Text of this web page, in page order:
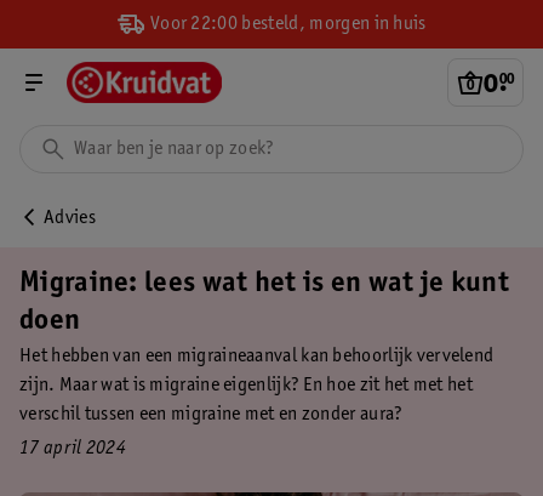
Voor 22:00 besteld, morgen in huis
0.
00
Advies
Migraine: lees wat het is en wat je kunt
doen
Het hebben van een migraineaanval kan behoorlijk vervelend
zijn. Maar wat is migraine eigenlijk? En hoe zit het met het
verschil tussen een migraine met en zonder aura?
17 april 2024